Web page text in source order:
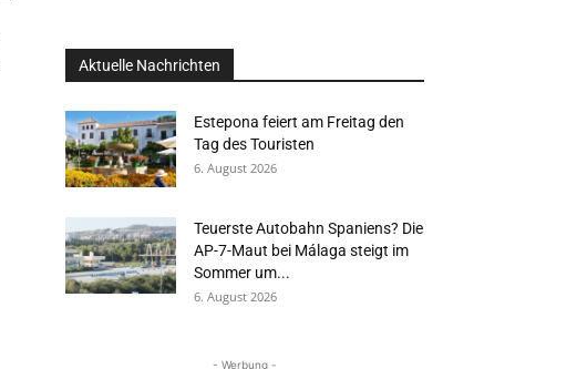
Aktuelle Nachrichten
Estepona feiert am Freitag den
Tag des Touristen
6. August 2026
Teuerste Autobahn Spaniens? Die
AP-7-Maut bei Málaga steigt im
Sommer um...
6. August 2026
- Werbung -